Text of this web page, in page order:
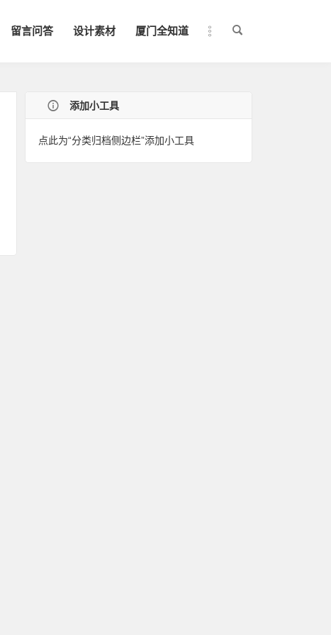
留言问答 设计素材 厦门全知道
添加小工具
点此为“分类归档侧边栏”添加小工具